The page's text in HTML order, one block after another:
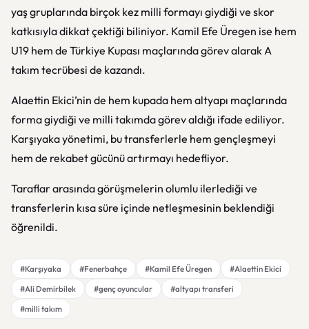
yaş gruplarında birçok kez milli formayı giydiği ve skor
katkısıyla dikkat çektiği biliniyor. Kamil Efe Üregen ise hem
U19 hem de Türkiye Kupası maçlarında görev alarak A
takım tecrübesi de kazandı.
Alaettin Ekici’nin de hem kupada hem altyapı maçlarında
forma giydiği ve milli takımda görev aldığı ifade ediliyor.
Karşıyaka yönetimi, bu transferlerle hem gençleşmeyi
hem de rekabet gücünü artırmayı hedefliyor.
Taraflar arasında görüşmelerin olumlu ilerlediği ve
transferlerin kısa süre içinde netleşmesinin beklendiği
öğrenildi.
#Karşıyaka #Fenerbahçe #Kamil Efe Üregen
#Alaettin Ekici
#Ali Demirbilek
#genç oyuncular
#altyapı transferi
#milli takım